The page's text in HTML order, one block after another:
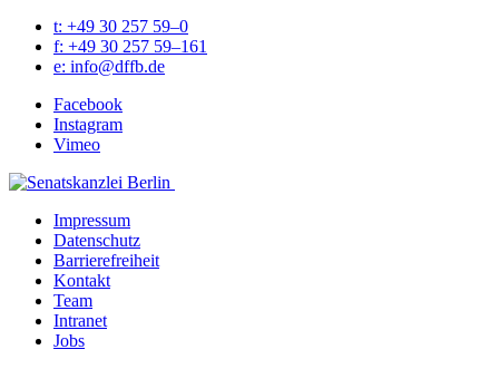
t: +49 30 257 59–0
f: +49 30 257 59–161
e: info@​dffb.​de
Face­book
Insta­gram
Vimeo
Impres­sum
Daten­schutz
Bar­rie­re­frei­heit
Kon­takt
Team
Intra­net
Jobs